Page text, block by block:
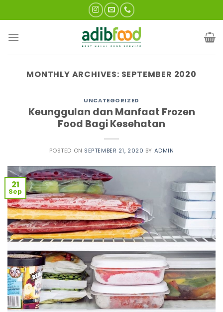
to
MONTHLY ARCHIVES: SEPTEMBER 2020
UNCATEGORIZED
Keunggulan dan Manfaat Frozen
Food Bagi Kesehatan
POSTED ON SEPTEMBER 21, 2020 BY ADMIN
21
Sep